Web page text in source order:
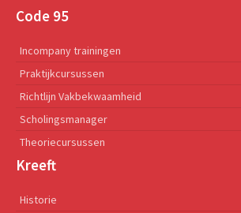
Code 95
Incompany trainingen
Praktijkcursussen
Richtlijn Vakbekwaamheid
Scholingsmanager
Theoriecursussen
Kreeft
Historie